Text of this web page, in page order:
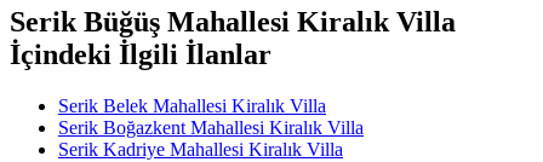
Serik Büğüş Mahallesi Kiralık Villa
İçindeki İlgili İlanlar
Serik Belek Mahallesi Kiralık Villa
Serik Boğazkent Mahallesi Kiralık Villa
Serik Kadriye Mahallesi Kiralık Villa